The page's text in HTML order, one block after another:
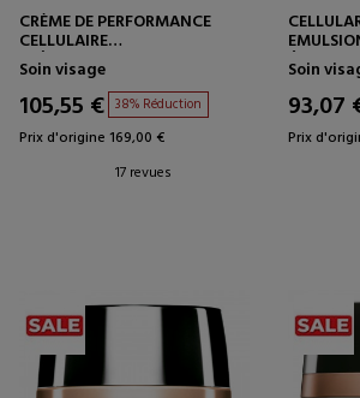
CRÈME DE PERFORMANCE
CELLULAIRE
CRÈME DE SOIN INTENSIF
POUR PEAU SÈCHE
Soin visage
105,55 € 38% Réduction
Prix d'origine 169,00 €
17 revues
Soin
93,07
Prix